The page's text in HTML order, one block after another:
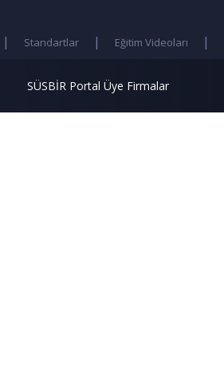
| Standartlar | Eğitim Videoları |
SÜSBİR Portal Üye Firmalar